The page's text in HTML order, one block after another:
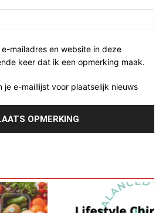
e-mailadres en website in deze
keer dat ik een opmerking maak.
je e-maillijst voor plaatselijk nieuws